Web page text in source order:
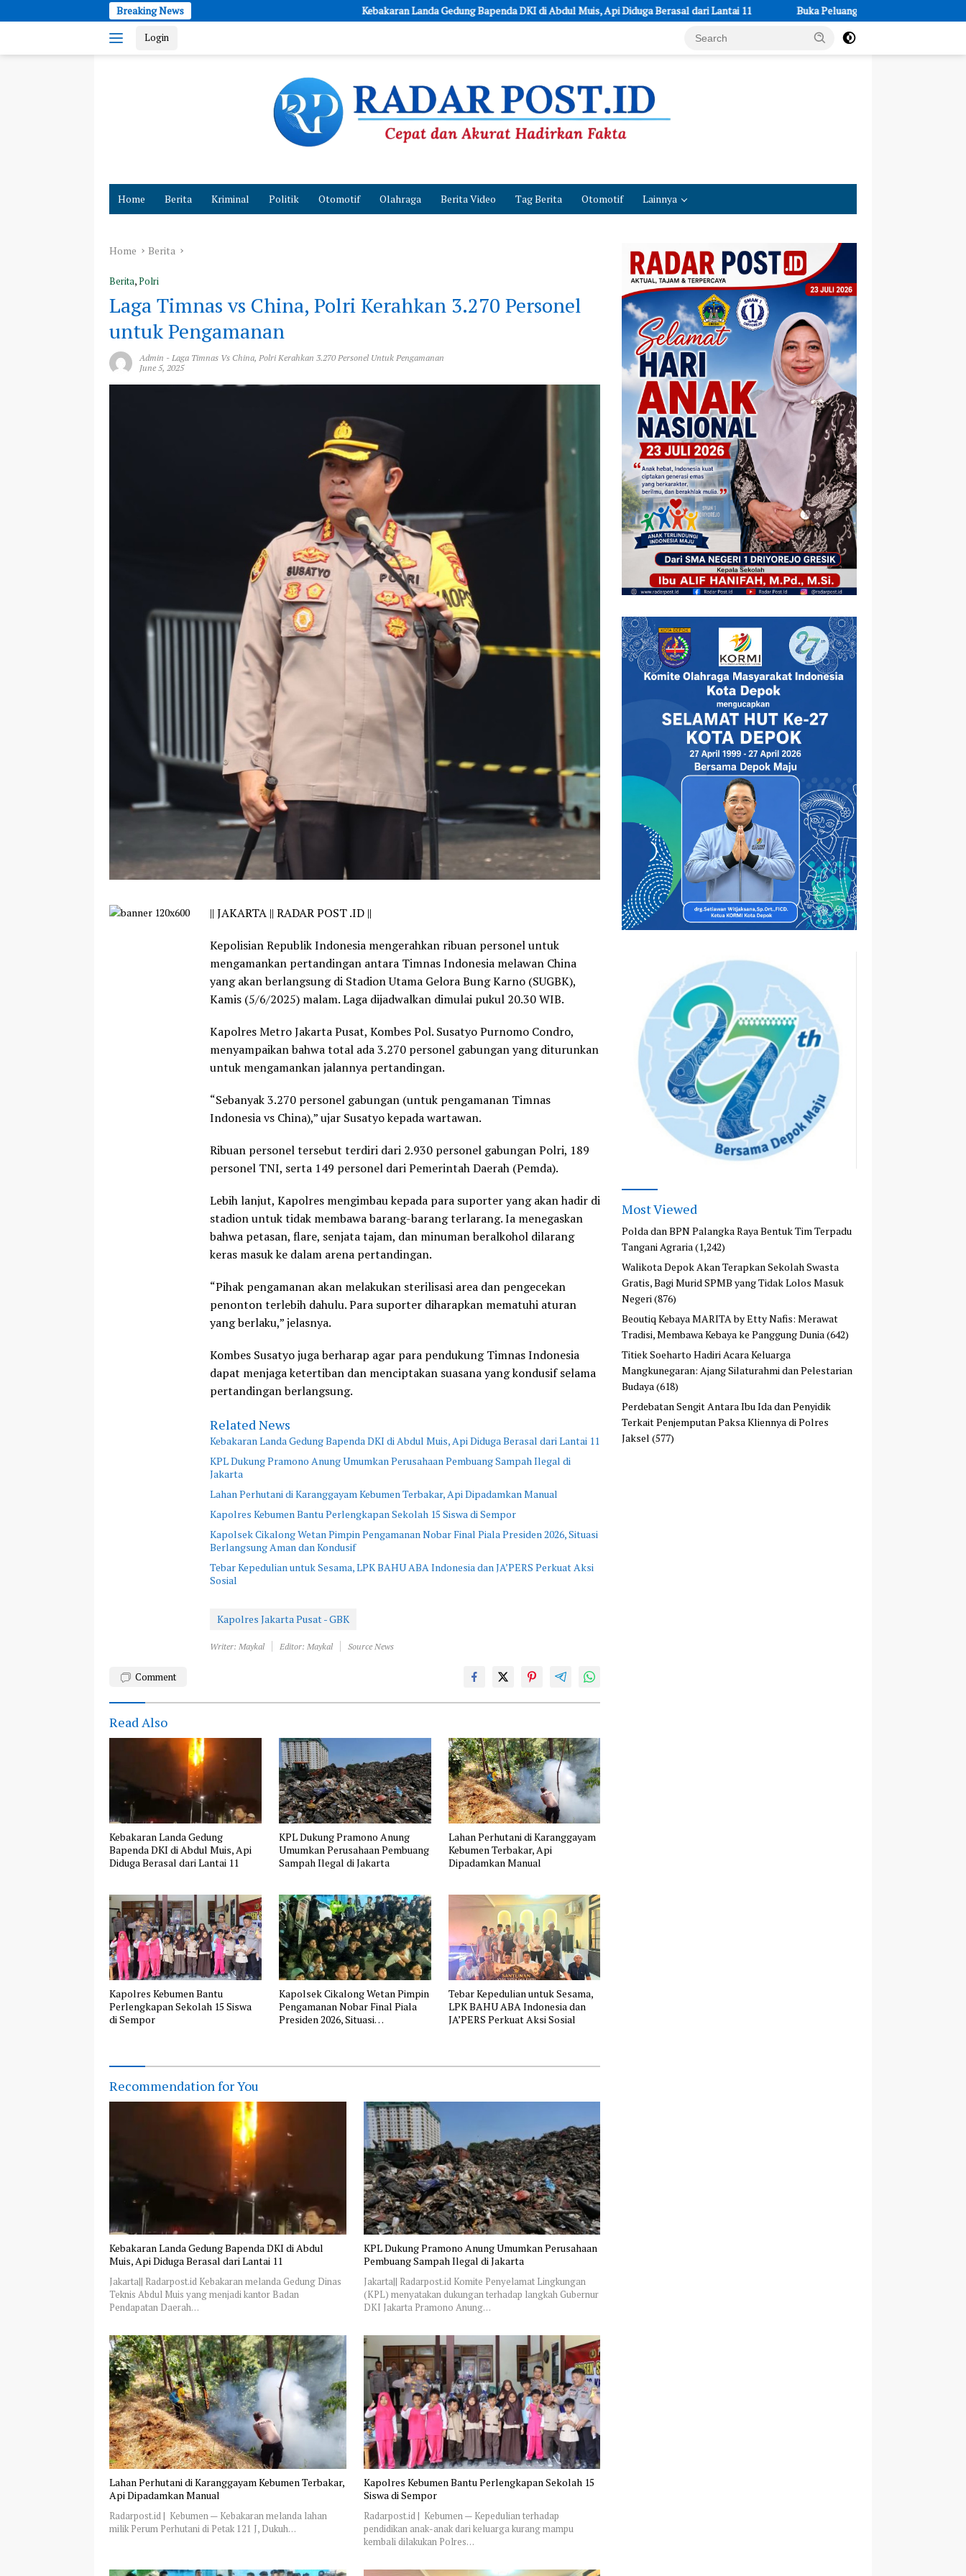
to
Breaking News Kebakaran Landa Gedung Bapenda DKI di Abdul Muis, Api Diduga Berasal dari Lantai 11 Buka Peluang Usaha: LPEKIN BKPRMI Depok Beri Pelatihan
Login
Home Berita Kriminal Politik Otomotif Olahraga Berita Video Tag Berita Otomotif Lainnya
Home Berita
Berita,Polri
Laga Timnas vs China, Polri Kerahkan 3.270 Personel
untuk Pengamanan
Admin - Laga Timnas Vs China, Polri Kerahkan 3.270 Personel Untuk Pengamanan
June 5, 2025
|| JAKARTA || RADAR POST .ID ||
Kepolisian Republik Indonesia mengerahkan ribuan personel untuk
mengamankan pertandingan antara Timnas Indonesia melawan China
yang akan berlangsung di Stadion Utama Gelora Bung Karno (SUGBK),
Kamis (5/6/2025) malam. Laga dijadwalkan dimulai pukul 20.30 WIB.
Kapolres Metro Jakarta Pusat, Kombes Pol. Susatyo Purnomo Condro,
menyampaikan bahwa total ada 3.270 personel gabungan yang diturunkan
untuk mengamankan jalannya pertandingan.
“Sebanyak 3.270 personel gabungan (untuk pengamanan Timnas
Indonesia vs China),” ujar Susatyo kepada wartawan.
Ribuan personel tersebut terdiri dari 2.930 personel gabungan Polri, 189
personel TNI, serta 149 personel dari Pemerintah Daerah (Pemda).
Lebih lanjut, Kapolres mengimbau kepada para suporter yang akan hadir di
stadion untuk tidak membawa barang-barang terlarang. Ia menegaskan
bahwa petasan, flare, senjata tajam, dan minuman beralkohol dilarang
keras masuk ke dalam arena pertandingan.
“Pihak pengamanan akan melakukan sterilisasi area dan pengecekan
penonton terlebih dahulu. Para suporter diharapkan mematuhi aturan
yang berlaku,” jelasnya.
Kombes Susatyo juga berharap agar para pendukung Timnas Indonesia
dapat menjaga ketertiban dan menciptakan suasana yang kondusif selama
pertandingan berlangsung.
Related News
Kebakaran Landa Gedung Bapenda DKI di Abdul Muis, Api Diduga Berasal dari Lantai 11
KPL Dukung Pramono Anung Umumkan Perusahaan Pembuang Sampah Ilegal di
Jakarta
Lahan Perhutani di Karanggayam Kebumen Terbakar, Api Dipadamkan Manual
Kapolres Kebumen Bantu Perlengkapan Sekolah 15 Siswa di Sempor
Kapolsek Cikalong Wetan Pimpin Pengamanan Nobar Final Piala Presiden 2026, Situasi
Berlangsung Aman dan Kondusif
Tebar Kepedulian untuk Sesama, LPK BAHU ABA Indonesia dan JA’PERS Perkuat Aksi
Sosial
Kapolres Jakarta Pusat - GBK
Writer: Maykal Editor: Maykal Source News
Comment
Read Also
Kebakaran Landa Gedung
Bapenda DKI di Abdul Muis, Api
Diduga Berasal dari Lantai 11
KPL Dukung Pramono Anung
Umumkan Perusahaan Pembuang
Sampah Ilegal di Jakarta
Lahan Perhutani di Karanggayam
Kebumen Terbakar, Api
Dipadamkan Manual
Kapolres Kebumen Bantu
Perlengkapan Sekolah 15 Siswa
di Sempor
Kapolsek Cikalong Wetan Pimpin
Pengamanan Nobar Final Piala
Presiden 2026, Situasi
Tebar Kepedulian untuk Sesama,
LPK BAHU ABA Indonesia dan
JA’PERS Perkuat Aksi Sosial
Recommendation for You
Kebakaran Landa Gedung Bapenda DKI di Abdul
Muis, Api Diduga Berasal dari Lantai 11
Jakarta|| Radarpost.id Kebakaran melanda Gedung Dinas
Teknis Abdul Muis yang menjadi kantor Badan
Pendapatan Daerah…
KPL Dukung Pramono Anung Umumkan Perusahaan
Pembuang Sampah Ilegal di Jakarta
Jakarta|| Radarpost.id Komite Penyelamat Lingkungan
(KPL) menyatakan dukungan terhadap langkah Gubernur
DKI Jakarta Pramono Anung…
Lahan Perhutani di Karanggayam Kebumen Terbakar,
Api Dipadamkan Manual
Radarpost.id | Kebumen — Kebakaran melanda lahan
milik Perum Perhutani di Petak 121 J, Dukuh…
Kapolres Kebumen Bantu Perlengkapan Sekolah 15
Siswa di Sempor
Radarpost.id | Kebumen — Kepedulian terhadap
pendidikan anak-anak dari keluarga kurang mampu
kembali dilakukan Polres…
Most Viewed
Polda dan BPN Palangka Raya Bentuk Tim Terpadu
Tangani Agraria(1,242)
Walikota Depok Akan Terapkan Sekolah Swasta
Gratis, Bagi Murid SPMB yang Tidak Lolos Masuk
Negeri(876)
Beoutiq Kebaya MARITA by Etty Nafis: Merawat
Tradisi, Membawa Kebaya ke Panggung Dunia(642)
Titiek Soeharto Hadiri Acara Keluarga
Mangkunegaran: Ajang Silaturahmi dan Pelestarian
Budaya(618)
Perdebatan Sengit Antara Ibu Ida dan Penyidik
Terkait Penjemputan Paksa Kliennya di Polres
Jaksel (577)